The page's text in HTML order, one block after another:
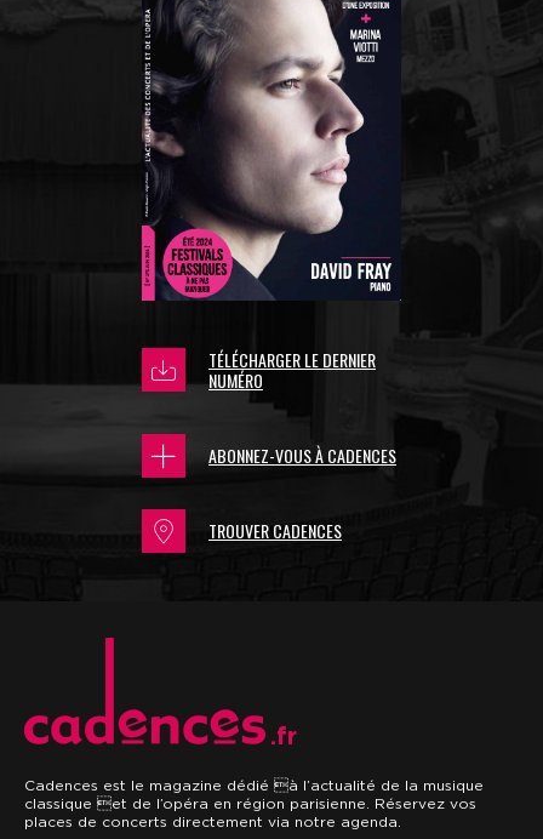
TÉLÉCHARGER LE DERNIER
NUMÉRO
ABONNEZ-VOUS À CADENCES
TROUVER CADENCES
.fr
Cadences est le magazine dédié à l’actualité de la musique
classique et de l’opéra en région parisienne. Réservez vos
places de concerts directement via notre agenda.